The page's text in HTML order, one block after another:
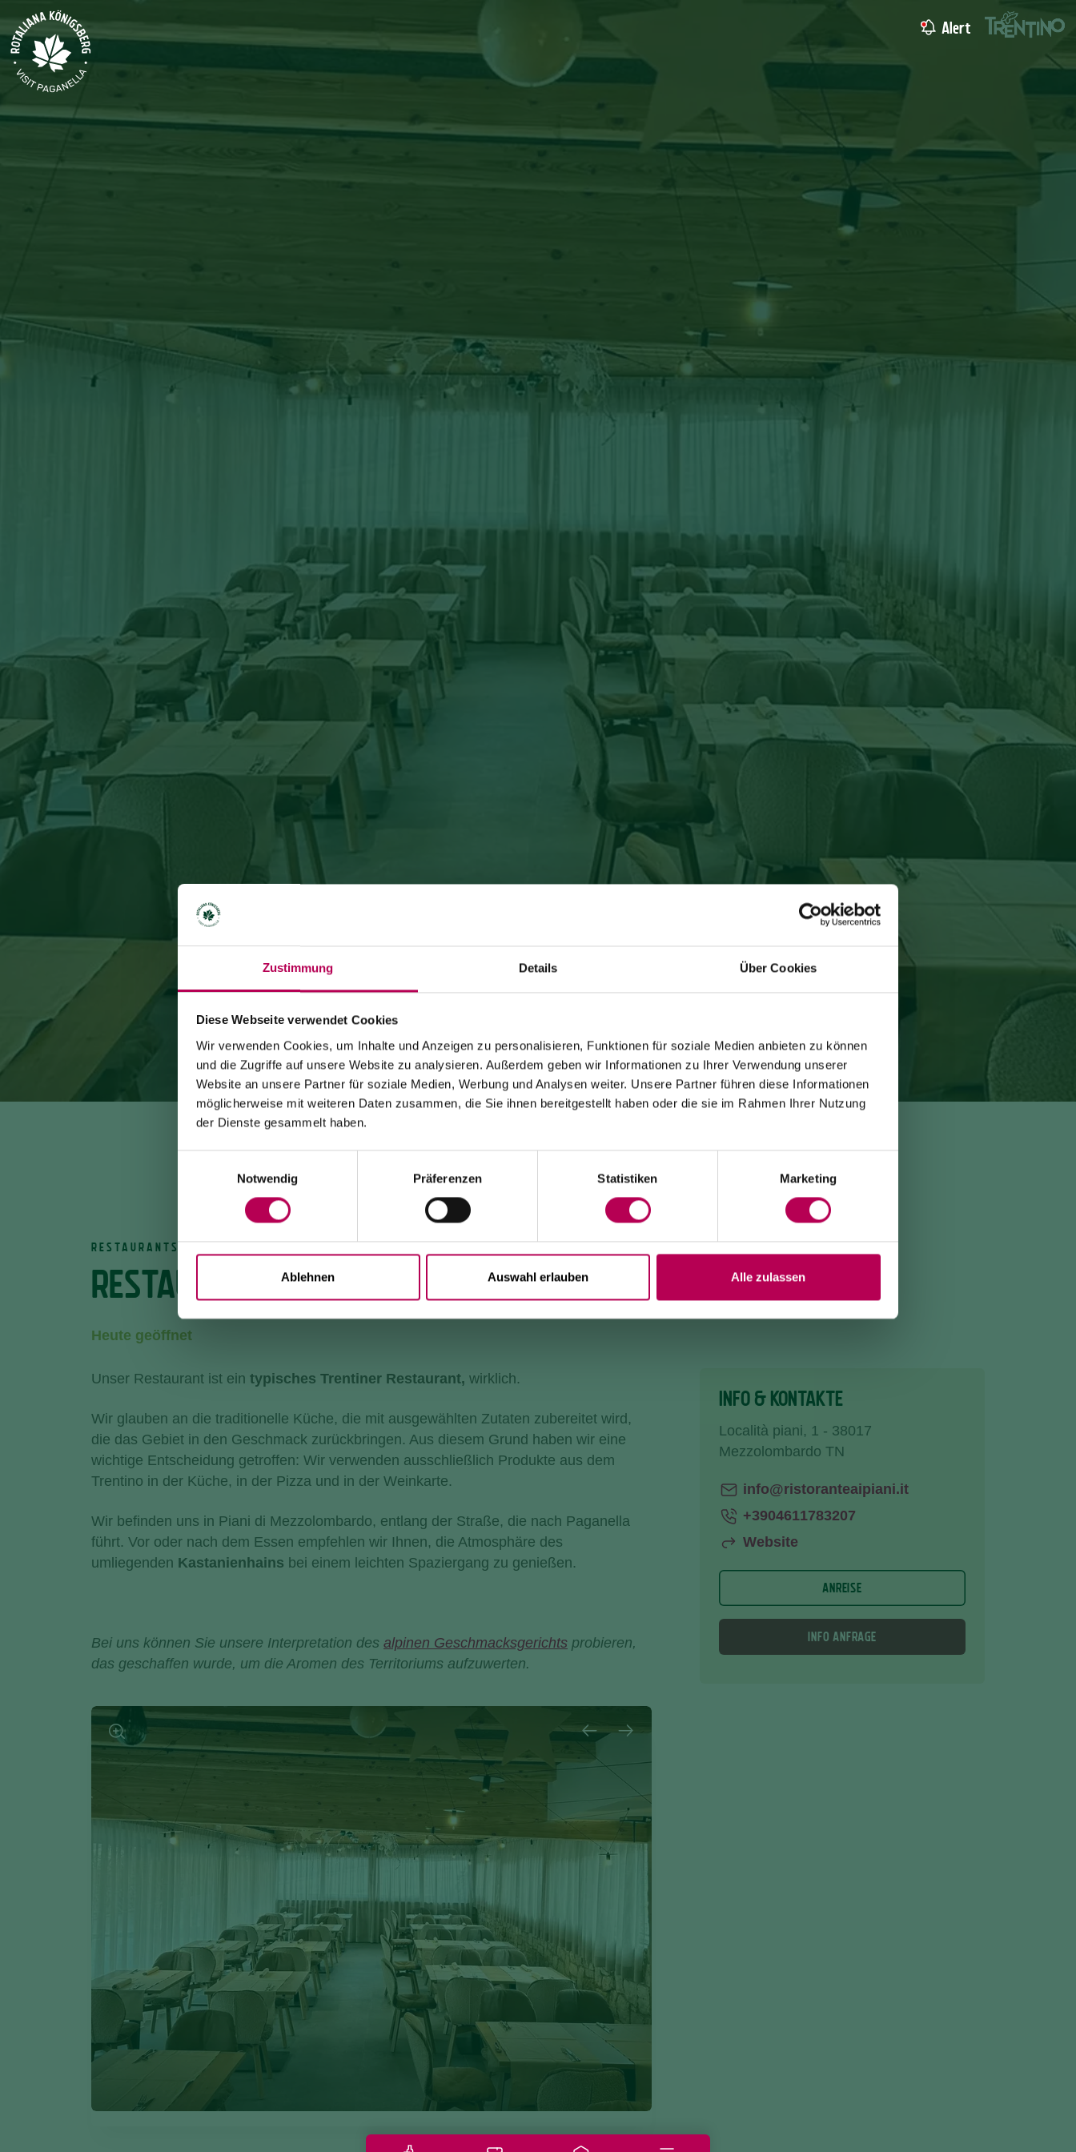
Zustimmung Details Über Cookies
Diese Webseite verwendet Cookies
Wir verwenden Cookies, um Inhalte und Anzeigen zu personalisieren, Funktionen für soziale Medien anbieten zu können
und die Zugriffe auf unsere Website zu analysieren. Außerdem geben wir Informationen zu Ihrer Verwendung unserer
Website an unsere Partner für soziale Medien, Werbung und Analysen weiter. Unsere Partner führen diese Informationen
möglicherweise mit weiteren Daten zusammen, die Sie ihnen bereitgestellt haben oder die sie im Rahmen Ihrer Nutzung
der Dienste gesammelt haben.
Notwendig
Präferenzen Statistiken Marketing
Ablehnen Auswahl erlauben Alle zulassen
Alert
24. Juli 2026
SEILBAHN MONTE DI MEZZOCORONA WEGEN
WARTUNGSARBEITEN GESCHLOSSEN
Die Seilbahn von Monte di Mezzocorona ist wegen
Dauer der Arbeiten: mindestens 10 Monate
RESTAURANT AI PIANI
RESTAURANTS
Heute geöffnet
Unser Restaurant ist ein typisches Trentiner Restaurant, wirklich.
Wir glauben an die traditionelle Küche, die mit ausgewählten Zutaten zubereitet wird,
die das Gebiet in den Geschmack zurückbringen. Aus diesem Grund haben wir eine
wichtige Entscheidung getroffen: Wir verwenden ausschließlich Produkte aus dem
Trentino in der Küche, in der Pizza und in der Weinkarte.
Wir befinden uns in Piani di Mezzolombardo, entlang der Straße, die nach Paganella
führt. Vor oder nach dem Essen empfehlen wir Ihnen, die Atmosphäre des
umliegenden Kastanienhains bei einem leichten Spaziergang zu genießen.
Bei uns können Sie unsere Interpretation des alpinen Geschmacksgerichts probieren,
das geschaffen wurde, um die Aromen des Territoriums aufzuwerten.
INFO & KONTAKTE
Località piani, 1 - 38017
Mezzolombardo TN
info@ristoranteaipiani.it
+3904611783207
Website
ANREISE
INFO ANFRAGE